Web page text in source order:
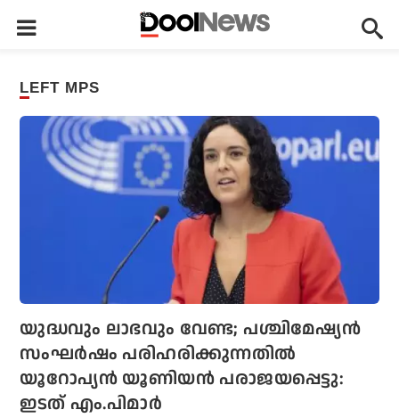
LEFT MPS
യുദ്ധവും ലാഭവും വേണ്ട; പശ്ചിമേഷ്യന്‍
സംഘര്‍ഷം പരിഹരിക്കുന്നതില്‍
യൂറോപ്യന്‍ യൂണിയന്‍ പരാജയപ്പെട്ടു:
ഇടത് എം.പിമാര്‍